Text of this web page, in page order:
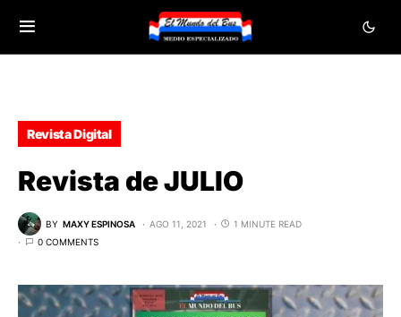
Revista Digital
Revista de JULIO
BY MAXY ESPINOSA AGO 11, 2021
1 MINUTE READ
0 COMMENTS